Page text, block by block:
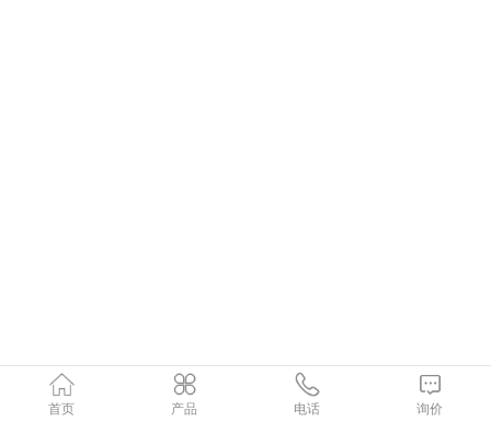
首页 产品 电话 询价